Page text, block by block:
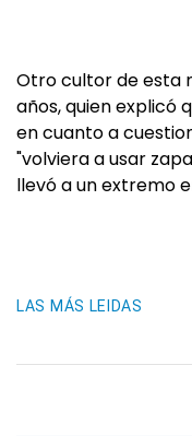
Otro cultor de esta
años, quien explicó
en cuanto a
"volviera a usar
llevó a un extremo
LAS MÁS LEIDAS